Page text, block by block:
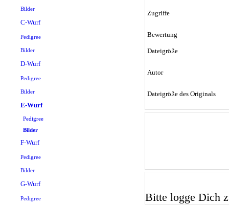
Bilder
C-Wurf
Pedigree
Bilder
D-Wurf
Pedigree
Bilder
E-Wurf
Pedigree
Bilder
F-Wurf
Pedigree
Bilder
G-Wurf
Pedigree
Zugriffe
Bewertung
Dateigröße
Autor
Dateigröße des Originals
Bitte logge Dich